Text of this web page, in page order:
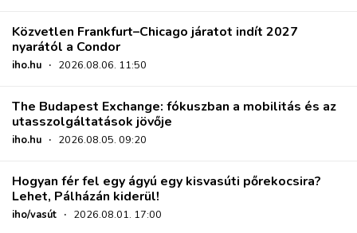
Közvetlen Frankfurt–Chicago járatot indít 2027
nyarától a Condor
iho.hu · 2026.08.06. 11:50
The Budapest Exchange: fókuszban a mobilitás és az
utasszolgáltatások jövője
iho.hu · 2026.08.05. 09:20
Hogyan fér fel egy ágyú egy kisvasúti pőrekocsira?
Lehet, Pálházán kiderül!
iho/vasút · 2026.08.01. 17:00